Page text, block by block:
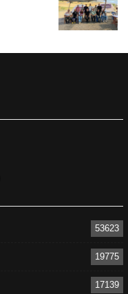
53623
19775
17139